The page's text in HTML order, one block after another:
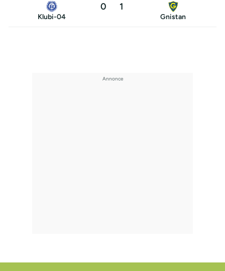
Klubi-04
0 1
Gnistan